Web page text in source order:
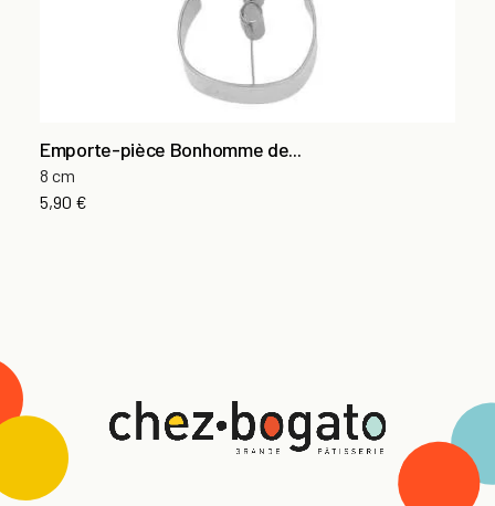
Emporte-pièce Bonhomme de...
8 cm
5,90 €